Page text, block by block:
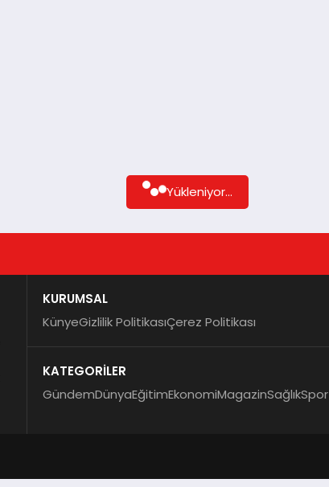
Yükleniyor...
KURUMSAL
KünyeGizlilik PolitikasıÇerez Politikası
KATEGORİLER
GündemDünyaEğitimEkonomiMagazinSağlıkSpor